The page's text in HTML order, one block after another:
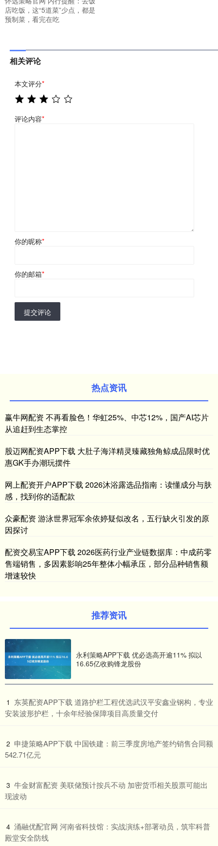
店吃饭，这“5道菜”少点，都是
预制菜，看完在吃
相关评论
本文评分*
评论内容*
你的昵称*
你的邮箱*
提交评论
热点资讯
赢牛网配资 不再看脸色！华虹25%、中芯12%，国产AI芯片
从追赶到生态掌控
股迈网配资APP下载 大肚子海洋精灵臻藏独角鲸成品限时优
惠GK手办潮玩摆件
网上配资开户APP下载 2026沐浴露选品指南：读懂成分与肤
感，找到你的适配款
众豪配资 游泳世界冠军余依婷疑似改名，五行缺火引发的原
因探讨
配资交易宝APP下载 2026医药行业产业链数据库：中成药零
售端销售，多因素影响25年整体小幅承压，部分品种销售额
增速较快
推荐资讯
永利策略APP下载 优必选高开逾11% 拟以
16.65亿收购锋龙股份
1 ​东英配资APP下载 道路护栏工程优选武汉平安鑫业钢构，专业
安装波形护栏，十余年经验保障项目高质量交付
2 ​申捷策略APP下载 中国铁建：前三季度房地产签约销售合同额
542.71亿元
3 ​牛金财富配资 美联储预计按兵不动 加密货币相关股票可能出
现波动
4 ​涌融优配官网 河南省科技馆：实战演练+部署动员，筑牢科普
殿堂安全防线